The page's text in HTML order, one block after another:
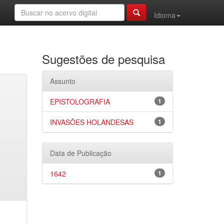
Idioma
Sugestões de pesquisa
Assunto
1
EPISTOLOGRAFIA
1
INVASÕES HOLANDESAS
Data de Publicação
1
1642